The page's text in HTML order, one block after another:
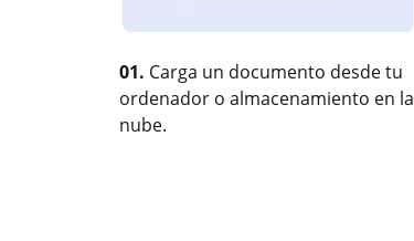
01. Carga un documento desde tu
ordenador o almacenamiento en la
nube.